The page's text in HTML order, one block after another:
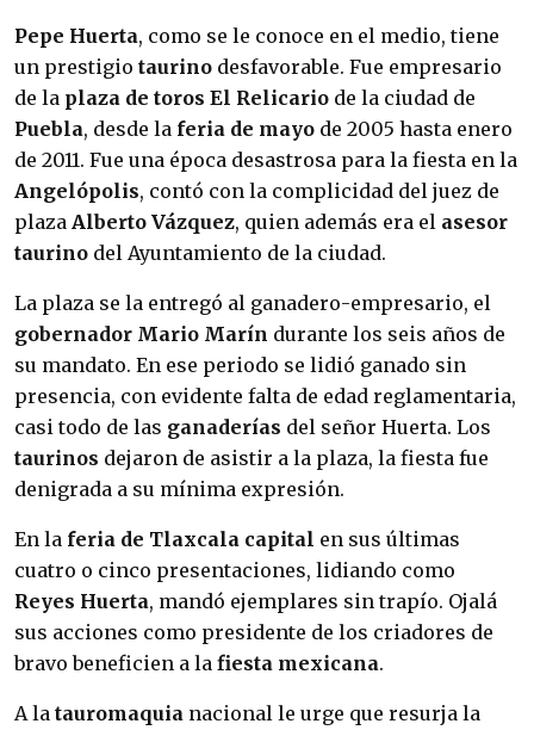
Pepe Huerta, como se le conoce en el medio, tiene
un prestigio taurino desfavorable. Fue empresario
de la plaza de toros El Relicario de la ciudad de
Puebla, desde la feria de mayo de 2005 hasta enero
de 2011. Fue una época desastrosa para la fiesta en la
Angelópolis, contó con la complicidad del juez de
plaza Alberto Vázquez, quien además era el asesor
taurino del Ayuntamiento de la ciudad.
La plaza se la entregó al ganadero-empresario, el
gobernador Mario Marín durante los seis años de
su mandato. En ese periodo se lidió ganado sin
presencia, con evidente falta de edad reglamentaria,
casi todo de las ganaderías del señor Huerta. Los
taurinos dejaron de asistir a la plaza, la fiesta fue
denigrada a su mínima expresión.
En la feria de Tlaxcala capital en sus últimas
cuatro o cinco presentaciones, lidiando como
Reyes Huerta, mandó ejemplares sin trapío. Ojalá
sus acciones como presidente de los criadores de
bravo beneficien a la fiesta mexicana.
A la tauromaquia nacional le urge que resurja la